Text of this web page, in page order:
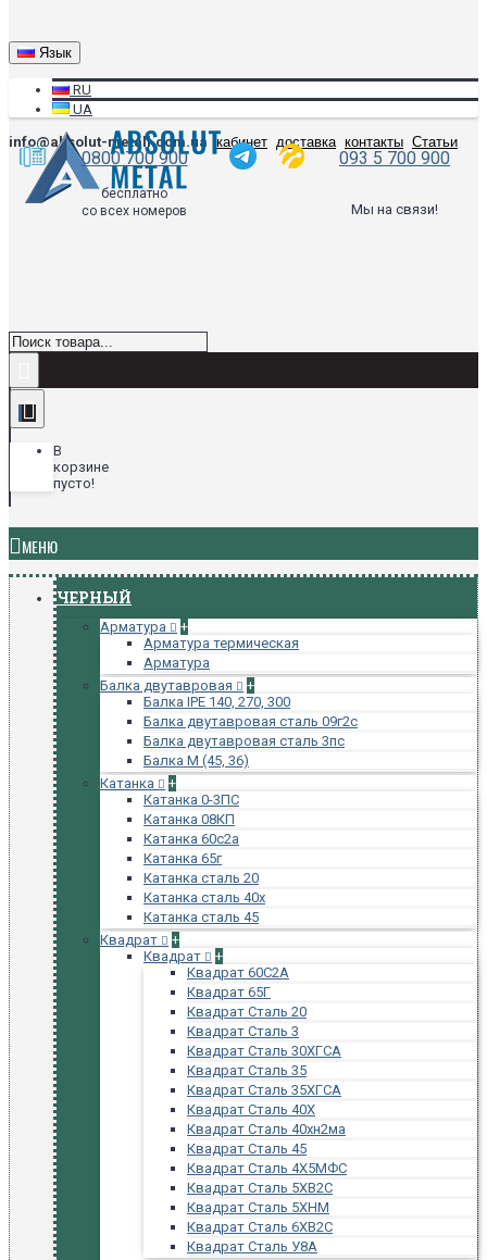
Язык
RU
UA
info@absolut-metall.com.ua
кабинет доставка контакты Статьи
0800 700 900 093 5 700 900
бесплатно
со всех номеров
Мы на связи!
В
корзине
пусто!
МЕНЮ
ЧЕРНЫЙ
Арматура
+
Арматура термическая
Арматура
Балка двутавровая
+
Балка IPE 140, 270, 300
Балка двутавровая сталь 09г2с
Балка двутавровая сталь 3пс
Балка М (45, 36)
Катанка
+
Катанка 0-3ПС
Катанка 08КП
Катанка 60с2а
Катанка 65г
Катанка сталь 20
Катанка сталь 40х
Катанка сталь 45
Квадрат
+
Квадрат
+
Квадрат 60С2А
Квадрат 65Г
Квадрат Сталь 20
Квадрат Сталь 3
Квадрат Сталь 30ХГСА
Квадрат Сталь 35
Квадрат Сталь 35ХГСА
Квадрат Сталь 40Х
Квадрат Сталь 40хн2ма
Квадрат Сталь 45
Квадрат Сталь 4Х5МФС
Квадрат Сталь 5ХВ2С
Квадрат Сталь 5ХНМ
Квадрат Сталь 6ХВ2С
Квадрат Сталь У8А